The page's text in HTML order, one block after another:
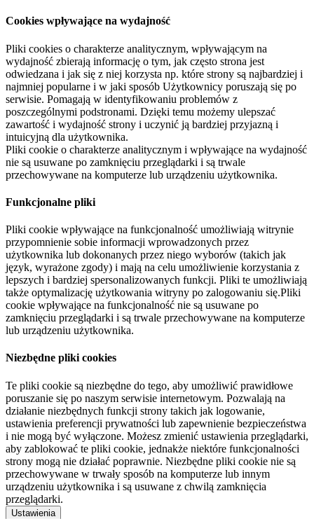
Cookies wpływające na wydajność
Pliki cookies o charakterze analitycznym, wpływającym na
wydajność zbierają informację o tym, jak często strona jest
odwiedzana i jak się z niej korzysta np. które strony są najbardziej i
najmniej popularne i w jaki sposób Użytkownicy poruszają się po
serwisie. Pomagają w identyfikowaniu problemów z
poszczególnymi podstronami. Dzięki temu możemy ulepszać
zawartość i wydajność strony i uczynić ją bardziej przyjazną i
intuicyjną dla użytkownika.
Pliki cookie o charakterze analitycznym i wpływające na wydajność
nie są usuwane po zamknięciu przeglądarki i są trwale
przechowywane na komputerze lub urządzeniu użytkownika.
Funkcjonalne pliki
Pliki cookie wpływające na funkcjonalność umożliwiają witrynie
przypomnienie sobie informacji wprowadzonych przez
użytkownika lub dokonanych przez niego wyborów (takich jak
język, wyrażone zgody) i mają na celu umożliwienie korzystania z
lepszych i bardziej spersonalizowanych funkcji. Pliki te umożliwiają
także optymalizację użytkowania witryny po zalogowaniu się.Pliki
cookie wpływające na funkcjonalność nie są usuwane po
zamknięciu przeglądarki i są trwale przechowywane na komputerze
lub urządzeniu użytkownika.
Niezbędne pliki cookies
Te pliki cookie są niezbędne do tego, aby umożliwić prawidłowe
poruszanie się po naszym serwisie internetowym. Pozwalają na
działanie niezbędnych funkcji strony takich jak logowanie,
ustawienia preferencji prywatności lub zapewnienie bezpieczeństwa
i nie mogą być wyłączone. Możesz zmienić ustawienia przeglądarki,
aby zablokować te pliki cookie, jednakże niektóre funkcjonalności
strony mogą nie działać poprawnie. Niezbędne pliki cookie nie są
przechowywane w trwały sposób na komputerze lub innym
urządzeniu użytkownika i są usuwane z chwilą zamknięcia
przeglądarki.
Ustawienia